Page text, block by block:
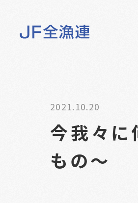
2021.10.20
今我々に
もの～